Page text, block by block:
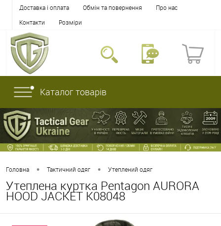
Доставка і оплата Обмін та повернення
Про нас
Контакти
Розміри
Каталог товарів
Головна • Тактичний одяг • Утеплений одяг
Утеплена куртка Pentagon AURORA
HOOD JACKET K08048